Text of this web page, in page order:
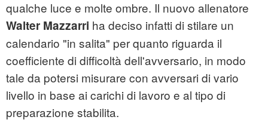
qualche luce e molte ombre. Il nuovo allenatore
Walter Mazzarri ha deciso infatti di stilare un
calendario "in salita" per quanto riguarda il
coefficiente di difficoltà dell'avversario, in modo
tale da potersi misurare con avversari di vario
livello in base ai carichi di lavoro e al tipo di
preparazione stabilita.